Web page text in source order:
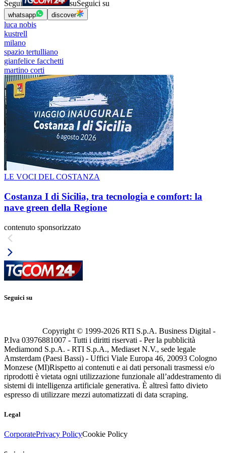
Segui suSeguici su
whatsapp discover
luca nobis
kustrell
milano
spazio tertulliano
gianfelice facchetti
martino corti
LE VOCI DEL COSTANZA
Costanza I di Sicilia, tra tecnologia e comfort: la
nave green della Regione
contenuto sponsorizzato
Seguici su
Copyright © 1999-2026 RTI S.p.A. Business Digital -
P.Iva 03976881007 - Tutti i diritti riservati - Per la pubblicità
Mediamond S.p.A. - RTI S.p.A., Mediaset N.V., sede legale
Amsterdam (Paesi Bassi) - Uffici Viale Europa 46, 20093 Cologno
Monzese (MI)Rispetto ai contenuti e ai dati personali trasmessi e/o
riprodotti è vietata ogni utilizzazione funzionale all’addestramento di
sistemi di intelligenza artificiale generativa. È altresì fatto divieto
espresso di utilizzare mezzi automatizzati di data scraping.
Legal
CorporatePrivacy PolicyCookie Policy